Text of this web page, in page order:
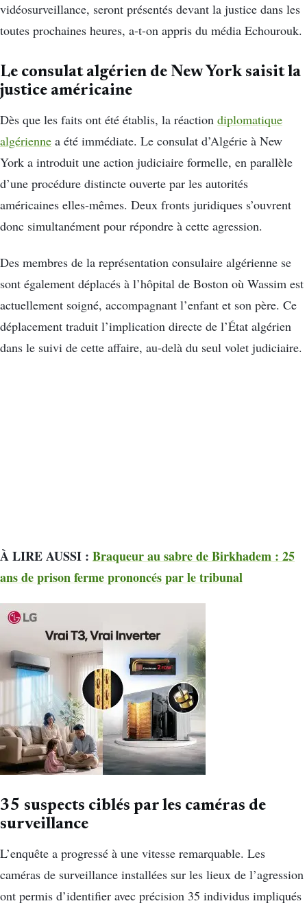
vidéosurveillance, seront présentés devant la justice dans les
toutes prochaines heures, a-t-on appris du média Echourouk.
Le consulat algérien de New York saisit la
justice américaine
Dès que les faits ont été établis, la réaction diplomatique
algérienne a été immédiate. Le consulat d’Algérie à New
York a introduit une action judiciaire formelle, en parallèle
d’une procédure distincte ouverte par les autorités
américaines elles-mêmes. Deux fronts juridiques s’ouvrent
donc simultanément pour répondre à cette agression.
Des membres de la représentation consulaire algérienne se
sont également déplacés à l’hôpital de Boston où Wassim est
actuellement soigné, accompagnant l’enfant et son père. Ce
déplacement traduit l’implication directe de l’État algérien
dans le suivi de cette affaire, au-delà du seul volet judiciaire.
À LIRE AUSSI : Braqueur au sabre de Birkhadem : 25
ans de prison ferme prononcés par le tribunal
35 suspects ciblés par les caméras de
surveillance
L’enquête a progressé à une vitesse remarquable. Les
caméras de surveillance installées sur les lieux de l’agression
ont permis d’identifier avec précision 35 individus impliqués